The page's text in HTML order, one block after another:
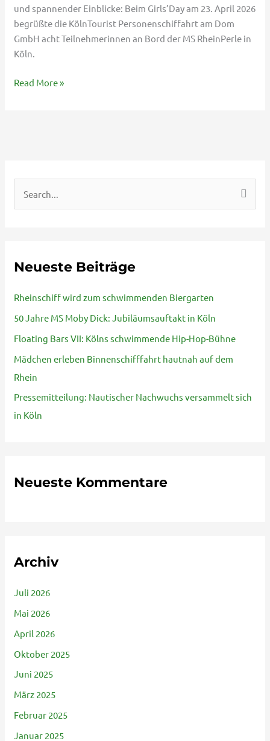
und spannender Einblicke: Beim Girls’Day am 23. April 2026
begrüßte die KölnTourist Personenschiffahrt am Dom
GmbH acht Teilnehmerinnen an Bord der MS RheinPerle in
Köln.
Read More »
e
n
a
c
h
:
Neueste Beiträge
Rheinschiff wird zum schwimmenden Biergarten
50 Jahre MS Moby Dick: Jubiläumsauftakt in Köln
Floating Bars VII: Kölns schwimmende Hip-Hop-Bühne
Mädchen erleben Binnenschifffahrt hautnah auf dem
Rhein
Pressemitteilung: Nautischer Nachwuchs versammelt sich
in Köln
Neueste Kommentare
Archiv
Juli 2026
Mai 2026
April 2026
Oktober 2025
Juni 2025
März 2025
Februar 2025
Januar 2025